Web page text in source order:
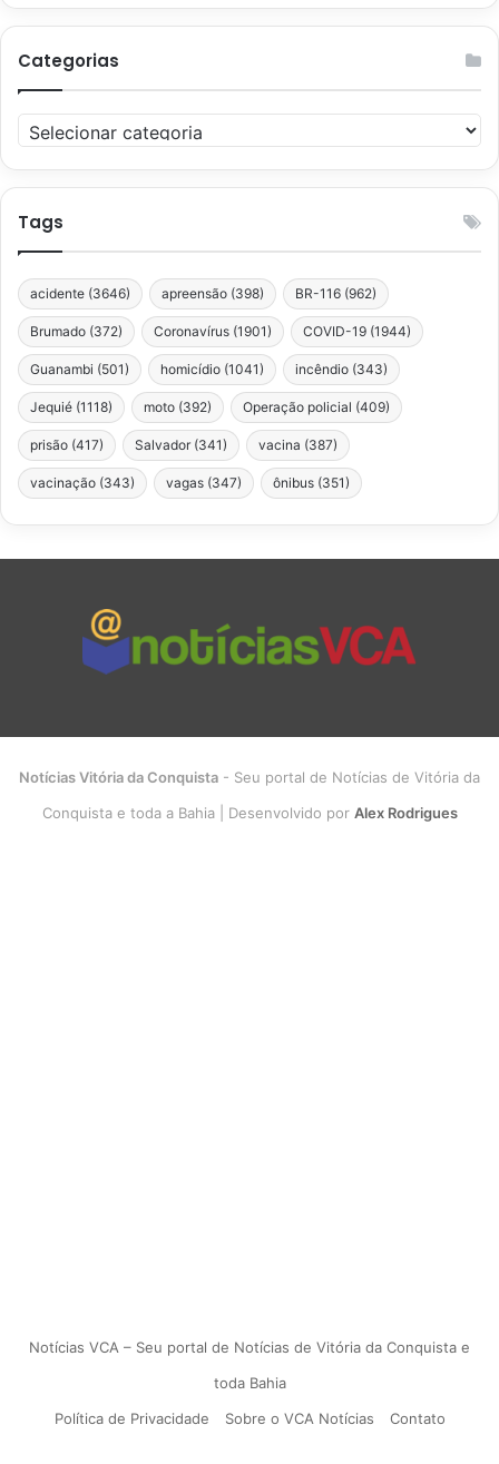
Categorias
Categorias
Tags
acidente (3646) apreensão (398) BR-116 (962)
Brumado (372) Coronavírus (1901) COVID-19 (1944)
Guanambi (501) homicídio (1041) incêndio (343)
Jequié (1118) moto (392) Operação policial (409)
prisão (417) Salvador (341) vacina (387)
vacinação (343) vagas (347) ônibus (351)
Notícias Vitória da Conquista - Seu portal de Notícias de Vitória da
Conquista e toda a Bahia | Desenvolvido por Alex Rodrigues
Notícias VCA – Seu portal de Notícias de Vitória da Conquista e
toda Bahia
Política de Privacidade
Sobre o VCA Notícias Contato